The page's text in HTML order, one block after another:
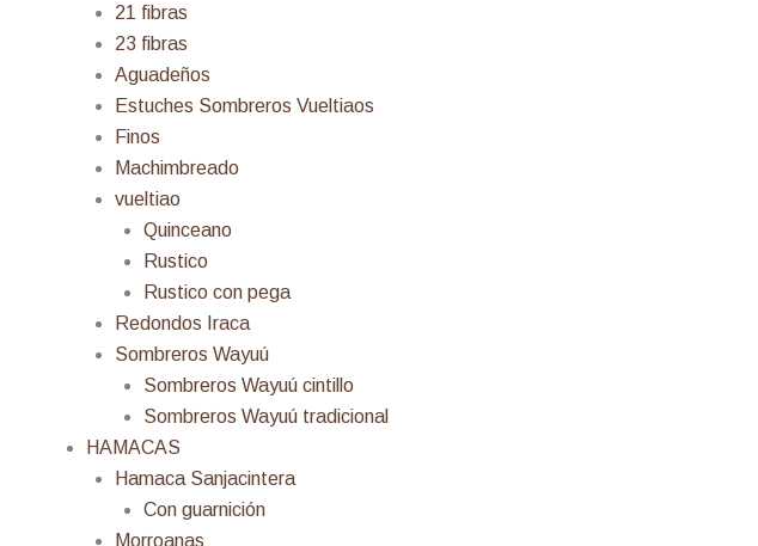
21 fibras
23 fibras
Aguadeños
Estuches Sombreros Vueltiaos
Finos
Machimbreado
vueltiao
Quinceano
Rustico
Rustico con pega
Redondos Iraca
Sombreros Wayuú
Sombreros Wayuú cintillo
Sombreros Wayuú tradicional
HAMACAS
Hamaca Sanjacintera
Con guarnición
Morroanas